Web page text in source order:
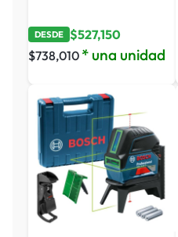
DESDE $527,150
$738,010 * una unidad